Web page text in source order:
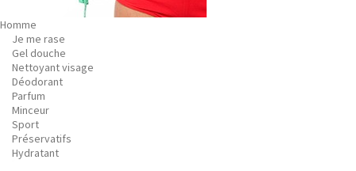
Homme
Je me rase
Gel douche
Nettoyant visage
Déodorant
Parfum
Minceur
Sport
Préservatifs
Hydratant